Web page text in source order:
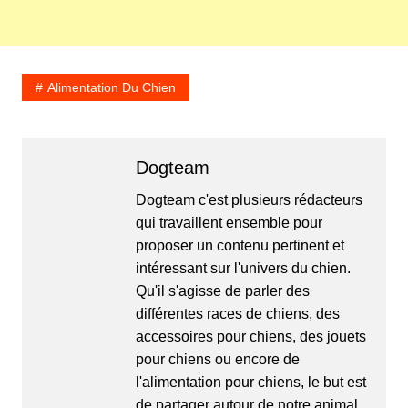
Alimentation Du Chien
Dogteam
Dogteam c'est plusieurs rédacteurs
qui travaillent ensemble pour
proposer un contenu pertinent et
intéressant sur l'univers du chien.
Qu'il s'agisse de parler des
différentes races de chiens, des
accessoires pour chiens, des jouets
pour chiens ou encore de
l'alimentation pour chiens, le but est